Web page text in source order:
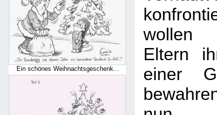
Ein schönes Weihnachtsgeschenk...
wollen
Eltern
einer